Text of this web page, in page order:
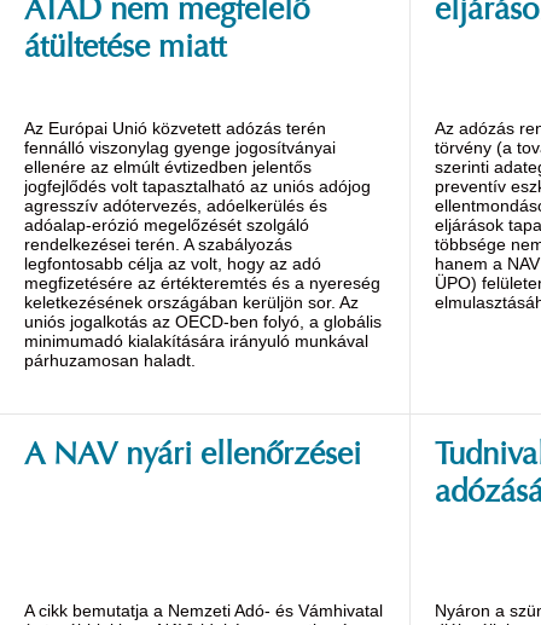
ATAD nem megfelelő
átültetése miatt
Az Európai Unió közvetett adózás terén
fennálló viszonylag gyenge jogosítványai
ellenére az elmúlt évtizedben jelentős
jogfejlődés volt tapasztalható az uniós adójog
agresszív adótervezés, adóelkerülés és
adóalap-erózió megelőzését szolgáló
rendelkezései terén. A szabályozás
legfontosabb célja az volt, hogy az adó
megfizetésére az értékteremtés és a nyereség
keletkezésének országában kerüljön sor. Az
uniós jogalkotás az OECD-ben folyó, a globális
minimumadó kialakítására irányuló munkával
párhuzamosan haladt.
Az adózás
törvény (a
szerinti
preventív
eljárások
többsége
hanem a
ÜPO)
A NAV nyári ellenőrzései
A cikk bemutatja a Nemzeti Adó- és Vámhivatal
Nyáron a